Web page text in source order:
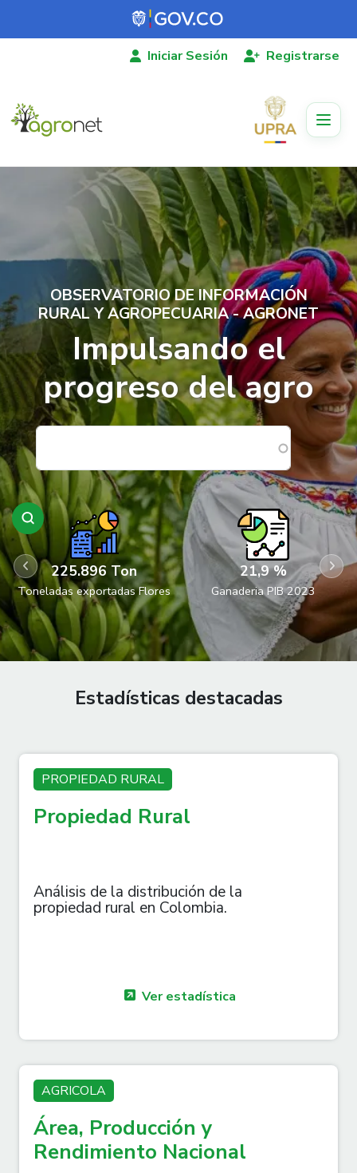
Pasar al contenido principal
Iniciar Sesión Registrarse
OBSERVATORIO DE INFORMACIÓN
RURAL Y AGROPECUARIA - AGRONET
Impulsando el
progreso del agro
225.896 Ton
Toneladas exportadas Flores
21,9 %
Ganaderia PIB 2023
Estadísticas destacadas
PROPIEDAD RURAL
Propiedad Rural
Análisis de la distribución de la
propiedad rural en Colombia.
Ver estadística
AGRICOLA
Área, Producción y
Rendimiento Nacional